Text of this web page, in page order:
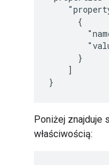
      {
      }
    ]
}
Poniżej znajduje
właściwością: